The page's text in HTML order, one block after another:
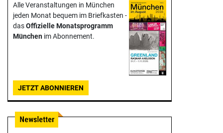
Alle Veranstaltungen in München
jeden Monat bequem im Briefkasten -
dasOffizielle Monats­programm
München im Abonnement.
JETZT ABONNIEREN